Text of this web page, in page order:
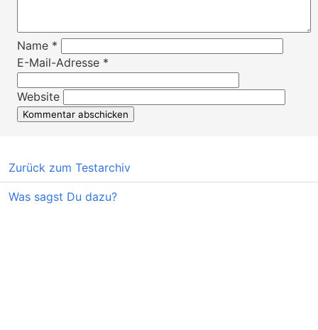
Name *
E-Mail-Adresse *
Website
Zurück zum Testarchiv
Was sagst Du dazu?